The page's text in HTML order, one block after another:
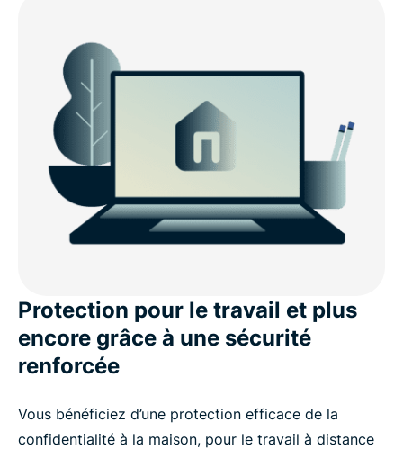
Protection pour le travail et plus
encore grâce à une sécurité
renforcée
Vous bénéficiez d’une protection efficace de la
confidentialité à la maison, pour le travail à distance